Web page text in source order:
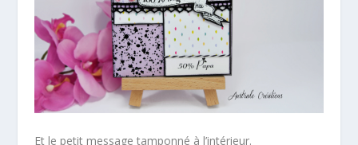
Et le petit message tamponné à l’intérieur.